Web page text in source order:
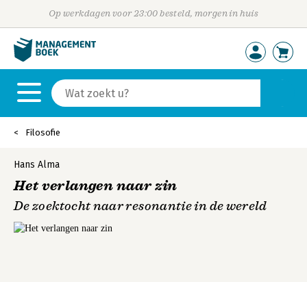
Op werkdagen voor 23:00 besteld, morgen in huis
Filosofie
Hans Alma
Het verlangen naar zin
De zoektocht naar resonantie in de wereld